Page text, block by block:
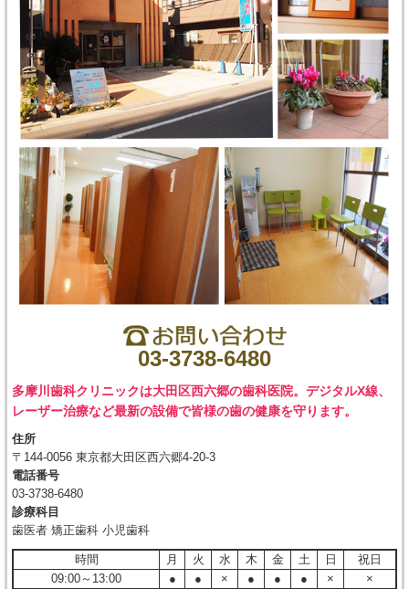
03-3738-6480
多摩川歯科クリニックは大田区西六郷の歯科医院。デジタルX線、
レーザー治療など最新の設備で皆様の歯の健康を守ります。
住所
〒144-0056 東京都大田区西六郷4-20-3
電話番号
03-3738-6480
診療科目
歯医者 矯正歯科 小児歯科
時間 月 火 水 木 金 土 日
祝日
09:00～13:00
● ● × ● ● ● ×
×